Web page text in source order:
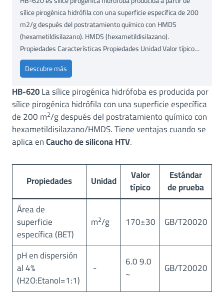
sílice pirogénica hidrófila con una superficie específica de 200
m2/g después del postratamiento químico con HMDS
(hexametildisilazano). HMDS (hexametildisilazano).
Propiedades Características Propiedades Unidad Valor típico…
Descubre más
I
F
U
L
L
®
B
-
6
2
A
P
U
S
HB-620La sílice pirogénica hidrófoba es producida por
sílice pirogénica hidrófila con una superficie específica
de 200 m2/g después del postratamiento químico con
hexametildisilazano/HMDS. Tiene ventajas cuando se
aplica enCaucho de silicona HTV.
Propiedades Unidad Valor
típico
Estándar
de prueba
Área de
superficie
específica (BET)
m2/g 170±30 GB/T20020
pH en dispersión
al 4%
(H2O:Etanol=1:1)
- 6.0 9.0
~ GB/T20020